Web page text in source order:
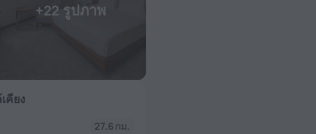
+22 รูปภาพ
คียง
27.6 กม.